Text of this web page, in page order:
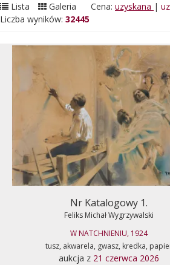
Lista Galeria Cena: uzyskana |
Liczba wyników: 32445
Nr Katalogowy 1.
Feliks Michał Wygrzywalski
W NATCHNIENIU, 1924
tusz, akwarela, gwasz, kredka,
aukcja z 21 czerwca 2026